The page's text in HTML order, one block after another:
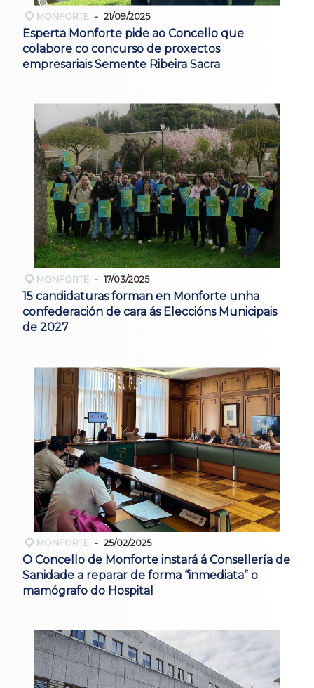
MONFORTE 21/09/2025
Esperta Monforte pide ao Concello que
colabore co concurso de proxectos
empresariais Semente Ribeira Sacra
MONFORTE 17/03/2025
15 candidaturas forman en Monforte unha
confederación de cara ás Eleccións Municipais
de 2027
MONFORTE 25/02/2025
O Concello de Monforte instará á Consellería de
Sanidade a reparar de forma “inmediata” o
mamógrafo do Hospital